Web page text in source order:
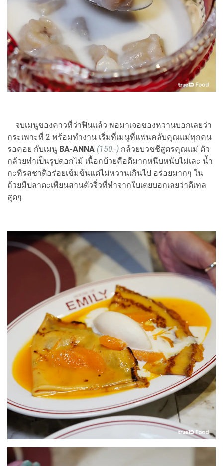
จบเมนูของคาวที่ว่าฟินแล้ว พอมาเจอของหวานบอกเลยว่า
กระเพาะที่ 2 พร้อมทำงาน เริ่มที่เมนูที่แฟนคลับคุณแม่ทุกคน
รอคอย กับเมนู BA-ANNA (150.-) กล้วยบวชชีสูตรคุณแม่ ตัว
กล้วยทำเป็นรูปดอกไม้ เนื้อกบ้วยคือดีมากหนึบหนับไม่เละ น้ำ
กะทิรสชาติอร่อยเข้มข้นแต่ไม่หวานเกินไป อร่อยมากๆ ใน
ถ้วยมีปลาตะเพียนสานตัวจิ๋วที่ทำจากใบเตยบอกเลยว่าดีเทล
สุดๆ